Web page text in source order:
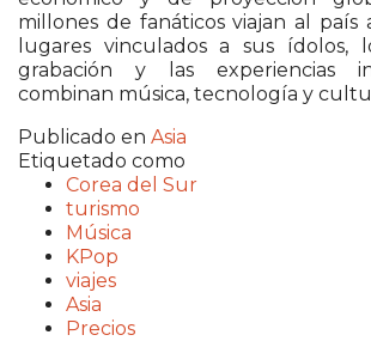
millones de fanáticos viajan al país
lugares vinculados a sus ídolos,
grabación y las experiencias
combinan música, tecnología y
Publicado en Asia
Etiquetado como
Corea del Sur
turismo
Música
KPop
viajes
Asia
Precios